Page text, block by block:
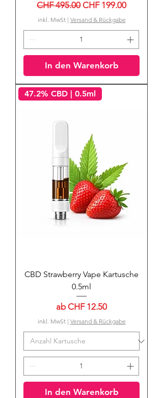
Standardpreis
CHF 495.00 Sale-Preis
CHF 199.00
inkl. MwSt| Versand & Rückgabe
In den Warenkorb
47.2% CBD | 0.5ml
CBD Strawberry Vape Kartusche
0.5ml
abCHF 12.50
Sale-Preis
inkl. MwSt| Versand & Rückgabe
In den Warenkorb